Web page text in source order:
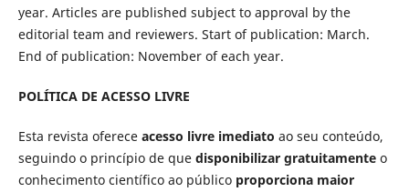
year. Articles are published subject to approval by the
editorial team and reviewers. Start of publication: March.
End of publication: November of each year.
POLÍTICA DE ACESSO LIVRE
Esta revista oferece acesso livre imediato ao seu conteúdo,
seguindo o princípio de que disponibilizar gratuitamenteo
conhecimento científico ao público proporciona maior